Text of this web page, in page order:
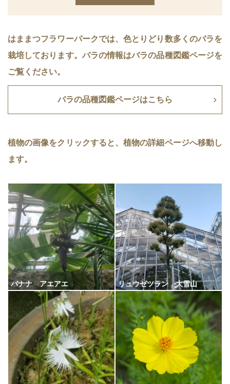
はままつフラワーパークでは、色とりどり数多くのバラを
栽培しております。バラの情報はバラの品種図鑑ページを
ご覧ください。
バラの品種図鑑ページはこちら
植物の画像をクリックすると、植物の詳細ページへ移動し
ます。
バナナ アエアエ リュウゼツラン 大雪山